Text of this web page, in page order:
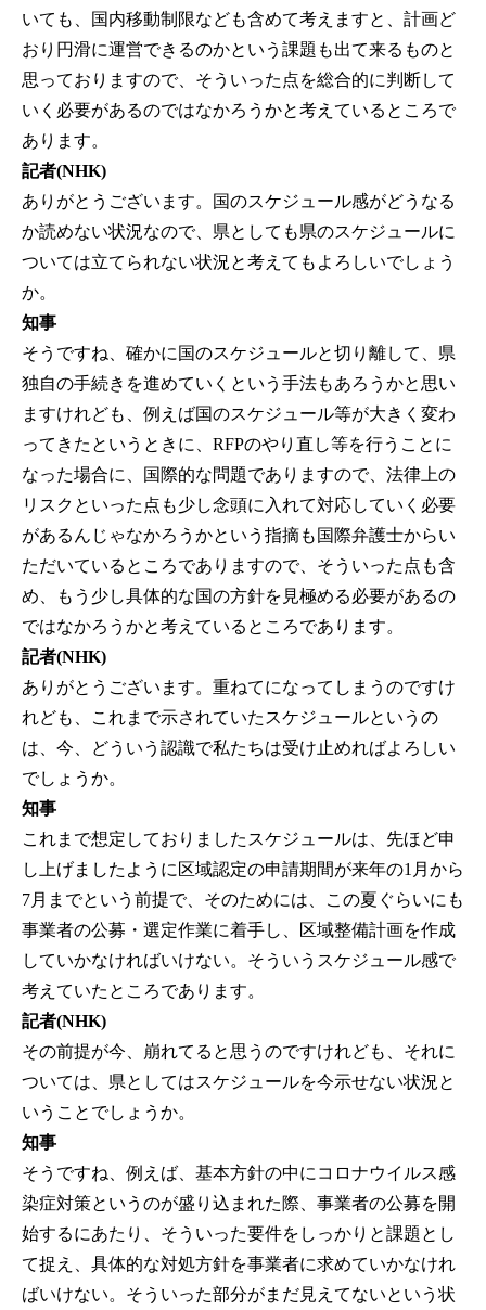
いても、国内移動制限なども含めて考えますと、計画ど
おり円滑に運営できるのかという課題も出て来るものと
思っておりますので、そういった点を総合的に判断して
いく必要があるのではなかろうかと考えているところで
あります。
記者(NHK)
ありがとうございます。国のスケジュール感がどうなる
か読めない状況なので、県としても県のスケジュールに
ついては立てられない状況と考えてもよろしいでしょう
か。
知事
そうですね、確かに国のスケジュールと切り離して、県
独自の手続きを進めていくという手法もあろうかと思い
ますけれども、例えば国のスケジュール等が大きく変わ
ってきたというときに、RFPのやり直し等を行うことに
なった場合に、国際的な問題でありますので、法律上の
リスクといった点も少し念頭に入れて対応していく必要
があるんじゃなかろうかという指摘も国際弁護士からい
ただいているところでありますので、そういった点も含
め、もう少し具体的な国の方針を見極める必要があるの
ではなかろうかと考えているところであります。
記者(NHK)
ありがとうございます。重ねてになってしまうのですけ
れども、これまで示されていたスケジュールというの
は、今、どういう認識で私たちは受け止めればよろしい
でしょうか。
知事
これまで想定しておりましたスケジュールは、先ほど申
し上げましたように区域認定の申請期間が来年の1月から
7月までという前提で、そのためには、この夏ぐらいにも
事業者の公募・選定作業に着手し、区域整備計画を作成
していかなければいけない。そういうスケジュール感で
考えていたところであります。
記者(NHK)
その前提が今、崩れてると思うのですけれども、それに
ついては、県としてはスケジュールを今示せない状況と
いうことでしょうか。
知事
そうですね、例えば、基本方針の中にコロナウイルス感
染症対策というのが盛り込まれた際、事業者の公募を開
始するにあたり、そういった要件をしっかりと課題とし
て捉え、具体的な対処方針を事業者に求めていかなけれ
ばいけない。そういった部分がまだ見えてないという状